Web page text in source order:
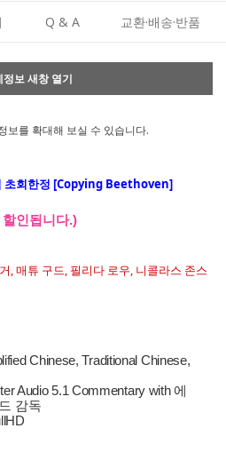
Q & A 교환·배송·반품
정보 새창 열기
보를 확대해 보실 수 있습니다.
초회한정 [Copying Beethoven]
인됩니다.)
, 매튜 구드, 필리다 로우, 니콜라스 존스
Chinese, Traditional Chinese,
Audio 5.1 Commentary with 에
감독